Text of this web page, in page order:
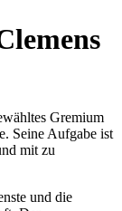
Gremium
Seine Aufgabe ist
mit zu
und die